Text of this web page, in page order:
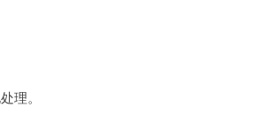
理。